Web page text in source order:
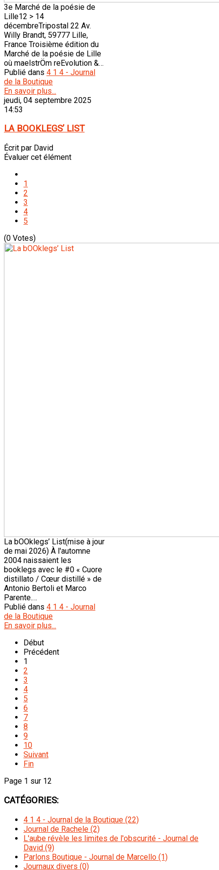
3e Marché de la poésie de
Lille12 > 14
décembreTripostal 22 Av.
Willy Brandt, 59777 Lille,
France Troisième édition du
Marché de la poésie de Lille
où maelstrÖm reEvolution &…
Publié dans 4 1 4 - Journal
de la Boutique
En savoir plus...
jeudi, 04 septembre 2025
14:53
LA BOOKLEGS’ LIST
Écrit par David
Évaluer cet élément
1
2
3
4
5
(0 Votes)
La bOOklegs’ List(mise à jour
de mai 2026) À l'automne
2004 naissaient les
booklegs avec le #0 « Cuore
distillato / Cœur distillé » de
Antonio Bertoli et Marco
Parente.…
Publié dans 4 1 4 - Journal
de la Boutique
En savoir plus...
Début
Précédent
1
2
3
4
5
6
7
8
9
10
Suivant
Fin
Page 1 sur 12
CATÉGORIES:
4 1 4 - Journal de la Boutique (22)
Journal de Rachele (2)
L'aube révèle les limites de l'obscurité - Journal de
David (9)
Parlons Boutique - Journal de Marcello (1)
Journaux divers (0)